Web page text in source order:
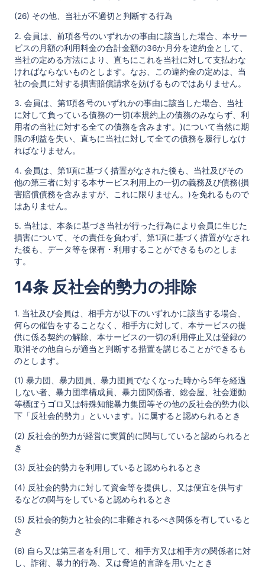
(26) その他、当社が不適切と判断する行為
2. 会員は、前項各号のいずれかの事由に該当した場合、本サー
ビスの月額の利用料金の合計金額の36か月分を違約金として、
当社の定める方法により、直ちにこれを当社に対して支払わな
ければならないものとします。なお、この違約金の定めは、当
社の会員に対する損害賠償請求を妨げるものではありません。
3. 会員は、第1項各号のいずれかの事由に該当した場合、当社
に対して負っている債務の一切(本規約上の債務のみならず、利
用者の当社に対する全ての債務を含みます。)について当然に期
限の利益を失い、直ちに当社に対して全ての債務を履行しなけ
ればなりません。
4. 会員は、第1項に基づく措置がなされた後も、当社及びその
他の第三者に対する本サービス利用上の一切の義務及び債務(損
害賠償債務を含みますが、これに限りません。)を免れるもので
はありません。
5. 当社は、本条に基づき当社が行った行為により会員に生じた
損害について、その責任を負わず、第1項に基づく措置がなされ
た後も、データ等を保有・利用することができるものとしま
す。
14条 反社会的勢力の排除
1. 当社及び会員は、相手方が以下のいずれかに該当する場合、
何らの催告をすることなく、相手方に対して、本サービスの提
供に係る契約の解除、本サービスの一切の利用停止又は登録の
取消その他自らが適当と判断する措置を講じることができるも
のとします。
(1) 暴力団、暴力団員、暴力団員でなくなった時から5年を経過
しない者、暴力団準構成員、暴力団関係者、総会屋、社会運動
等標ぼうゴロ又は特殊知能暴力集団等その他の反社会的勢力(以
下「反社会的勢力」といいます。)に属すると認められるとき
(2) 反社会的勢力が経営に実質的に関与していると認められると
き
(3) 反社会的勢力を利用していると認められるとき
(4) 反社会的勢力に対して資金等を提供し、又は便宜を供与す
るなどの関与をしていると認められるとき
(5) 反社会的勢力と社会的に非難されるべき関係を有していると
き
(6) 自ら又は第三者を利用して、相手方又は相手方の関係者に対
し、詐術、暴力的行為、又は脅迫的言辞を用いたとき